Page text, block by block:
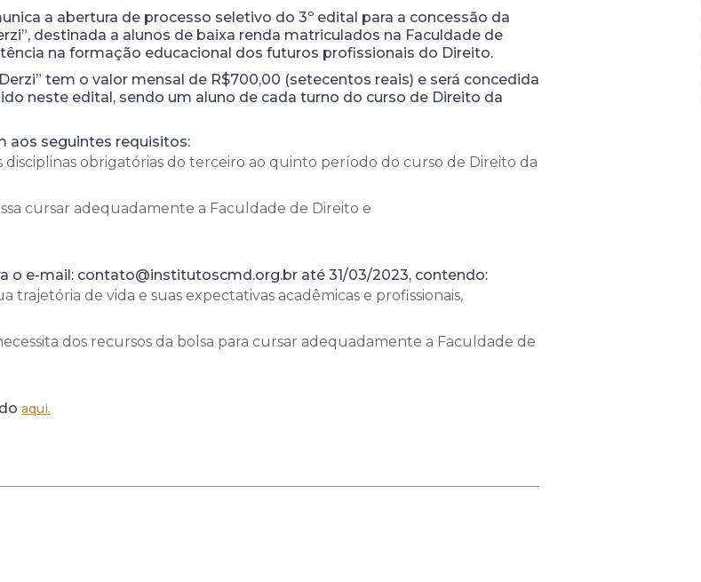
a abertura de processo seletivo do 3º edital para a concessão da
destinada a alunos de baixa renda matriculados na Faculdade de
na formação educacional dos futuros profissionais do Direito.
tem o valor mensal de R$700,00 (setecentos reais) e será concedida
neste edital, sendo um aluno de cada turno do curso de Direito da
aos seguintes requisitos:
obrigatórias do terceiro ao quinto período do curso de Direito da
cursar adequadamente a Faculdade de Direito e
o e-mail: contato@institutoscmd.org.br até 31/03/2023, contendo:
de vida e suas expectativas acadêmicas e profissionais,
dos recursos da bolsa para cursar adequadamente a Faculdade de
aqui.